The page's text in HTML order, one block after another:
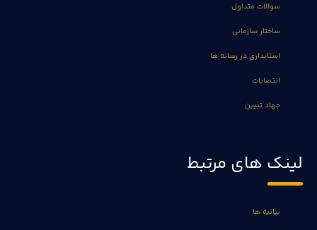
سوالات متداول
ساختار سازمانی
استانداری در رسانه ها
انتصابات
جهاد تبیین
لینک های مرتبط
بیانیه ها